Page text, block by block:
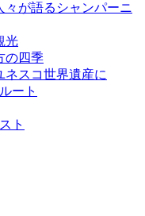
々が語るシャンパーニ
光
の四季
ネスコ世界遺産に
ート
ト